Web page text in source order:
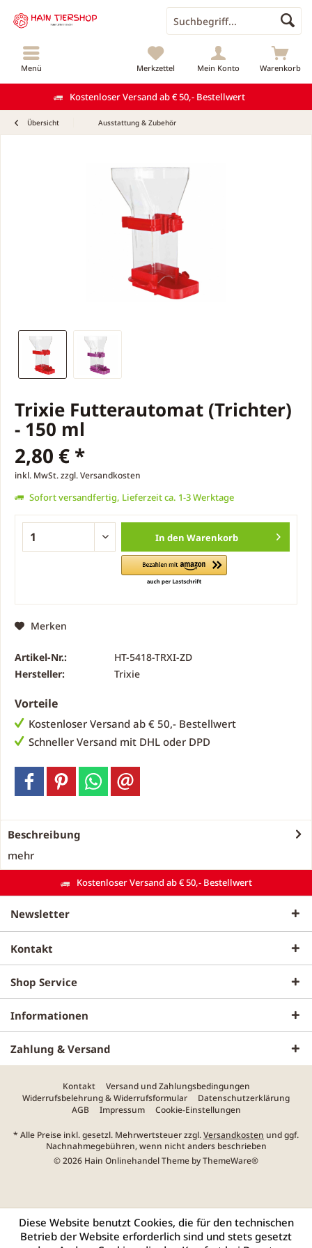
Kostenloser Versand ab € 50,- Bestellwert
Menü Warenkorb
Merkzettel Mein Konto
Übersicht Ausstattung & Zubehör
Trixie Futterautomat (Trichter)
- 150 ml
2,80 € *
inkl. MwSt.zzgl. Versandkosten
Sofort versandfertig, Lieferzeit ca. 1-3 Werktage
In den Warenkorb
Merken
Artikel-Nr.:
HT-5418-TRXI-ZD
Hersteller:
Trixie
Vorteile
Kostenloser Versand ab € 50,- Bestellwert
Schneller Versand mit DHL oder DPD
Beschreibung
mehr
Kostenloser Versand ab € 50,- Bestellwert
Newsletter
Kontakt
Shop Service
Informationen
Zahlung & Versand
Kontakt
Versand und Zahlungsbedingungen
Widerrufsbelehrung & Widerrufsformular
Datenschutzerklärung
AGB
Impressum Cookie-Einstellungen
* Alle Preise inkl. gesetzl. Mehrwertsteuer zzgl.Versandkosten und ggf.
Nachnahmegebühren, wenn nicht anders beschrieben
© 2026 Hain Onlinehandel Theme byThemeWare®
Diese Website benutzt Cookies, die für den technischen
Betrieb der Website erforderlich sind und stets gesetzt